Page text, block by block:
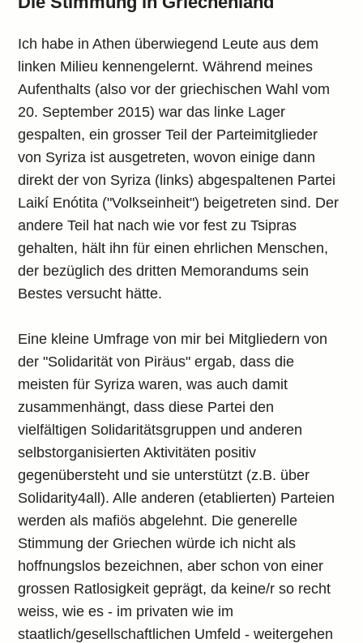
Ich habe in Athen überwiegend Leute aus dem
linken Milieu kennengelernt. Während meines
Aufenthalts (also vor der griechischen Wahl vom
20. September 2015) war das linke Lager
gespalten, ein grosser Teil der Parteimitglieder
von Syriza ist ausgetreten, wovon einige dann
direkt der von Syriza (links) abgespaltenen Partei
Laikí Enótita ("Volkseinheit") beigetreten sind. Der
andere Teil hat nach wie vor fest zu Tsipras
gehalten, hält ihn für einen ehrlichen Menschen,
der bezüglich des dritten Memorandums sein
Bestes versucht hätte.
Eine kleine Umfrage von mir bei Mitgliedern von
der "Solidarität von Piräus" ergab, dass die
meisten für Syriza waren, was auch damit
zusammenhängt, dass diese Partei den
vielfältigen Solidaritätsgruppen und anderen
selbstorganisierten Aktivitäten positiv
gegenübersteht und sie unterstützt (z.B. über
Solidarity4all). Alle anderen (etablierten) Parteien
werden als mafiös abgelehnt. Die generelle
Stimmung der Griechen würde ich nicht als
hoffnungslos bezeichnen, aber schon von einer
grossen Ratlosigkeit geprägt, da keine/r so recht
weiss, wie es - im privaten wie im
staatlich/gesellschaftlichen Umfeld - weitergehen